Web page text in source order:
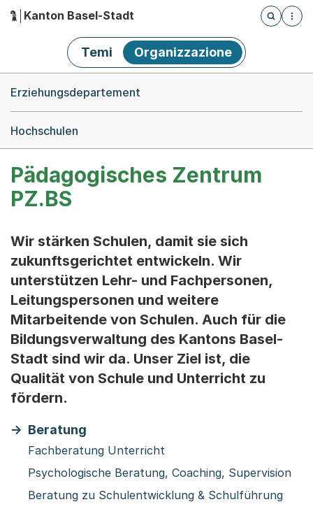
Hauptnavigation
Kanton Basel-Stadt
Öffnet
Temi Organizzazione
Erziehungsdepartement
Hochschulen
Pädagogisches Zentrum
PZ.BS
Wir stärken Schulen, damit sie sich
zukunftsgerichtet entwickeln. Wir
unterstützen Lehr- und Fachpersonen,
Leitungspersonen und weitere
Mitarbeitende von Schulen. Auch für die
Bildungsverwaltung des Kantons Basel-
Stadt sind wir da. Unser Ziel ist, die
Qualität von Schule und Unterricht zu
fördern.
Beratung
Fachberatung Unterricht
Psychologische Beratung, Coaching, Supervision
Beratung zu Schulentwicklung & Schulführung